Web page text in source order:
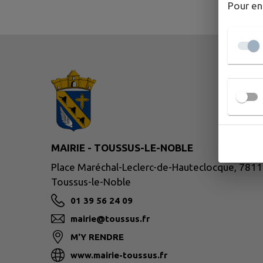
MAIRIE - TOUSSUS-LE-NOBLE
Place Maréchal-Leclerc-de-Hauteclocque,
Toussus-le-Noble
01 39 56 24 09
mairie@toussus.fr
M'Y RENDRE
www.mairie-toussus.fr
Pour